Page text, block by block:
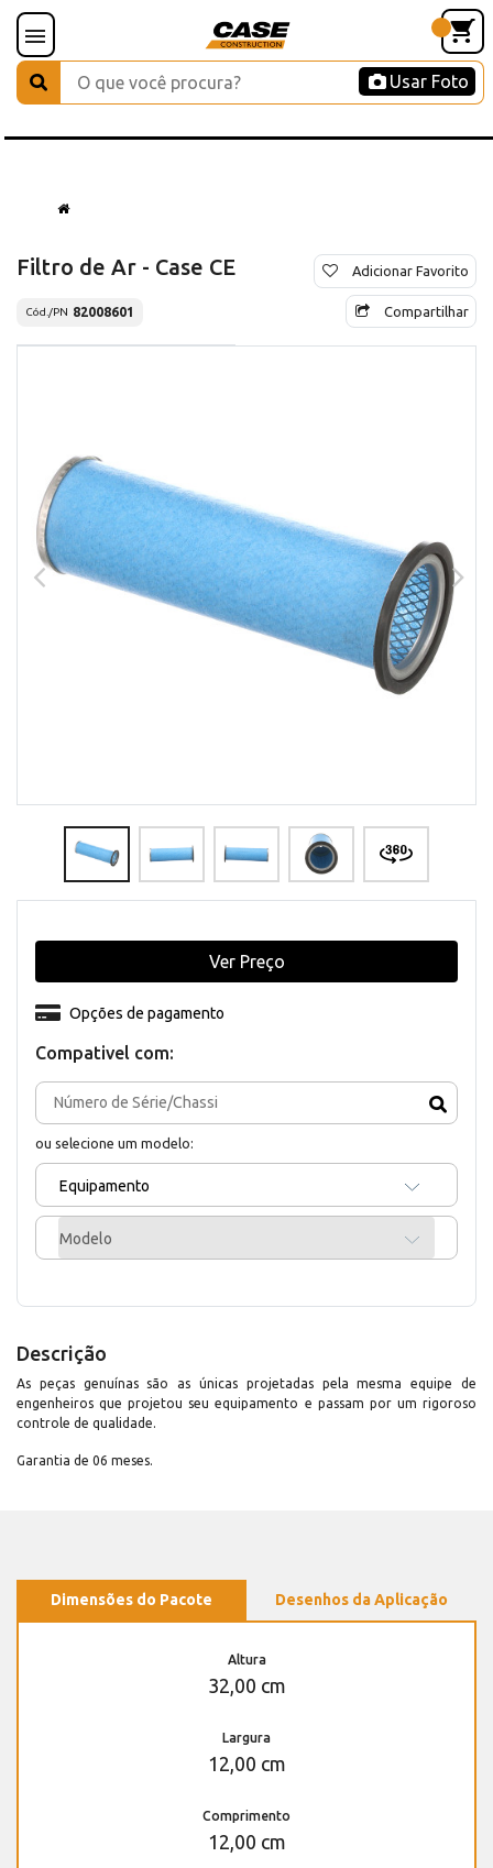
Usar Foto
Filtro de Ar - Case CE
Cód./PN 82008601
Adicionar Favorito
Compartilhar
Compativel com:
ou selecione um modelo:
Equipamento
Modelo
Opções de pagamento
Ver Preço
Descrição
As peças genuínas são as únicas projetadas pela mesma equipe de
engenheiros que projetou seu equipamento e passam por um rigoroso
controle de qualidade.
Garantia de 06 meses.
Dimensões do Pacote Desenhos da Aplicação
Altura
32,00 cm
Largura
12,00 cm
Comprimento
12,00 cm